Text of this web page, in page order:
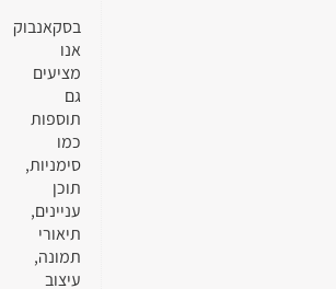
בסקאנבוק
אנו
מציעים
גם
תוספות
כמו
סימניות,
תוכן
עניינים,
תיאורי
תמונה,
עיצוב